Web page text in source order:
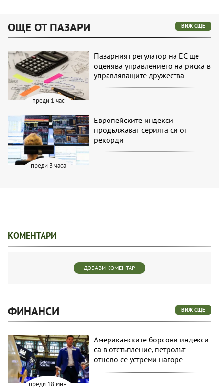
ОЩЕ ОТ ПАЗАРИ ВИЖ ОЩЕ
преди 1 час
Пазарният регулатор на ЕС ще
оценява управлението на риска в
управляващите дружества
преди 3 часа
Европейските индекси
продължават серията си от
рекорди
КОМЕНТАРИ
ДОБАВИ КОМЕНТАР
ФИНАНСИ ВИЖ ОЩЕ
преди 18 мин.
Американските борсови индекси
са в отстъпление, петролът
отново се устреми нагоре